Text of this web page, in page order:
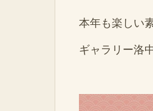
本年も楽しい
ギャラリー洛